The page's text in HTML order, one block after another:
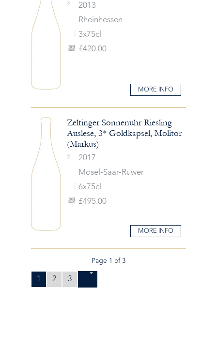
2013
Rheinhessen
3x75cl
£420.00
MORE INFO
Zeltinger Sonnenuhr Riesling
Auslese, 3* Goldkapsel, Molitor
(Markus)
2017
Mosel-Saar-Ruwer
6x75cl
£495.00
MORE INFO
Page 1 of 3
1 2 3